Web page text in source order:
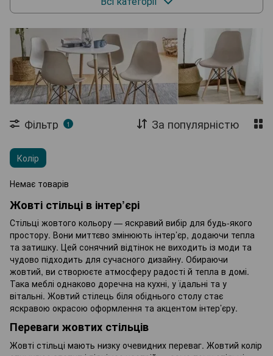
Комплектуючі до меблів
Садові павільйони
Садові парасолі
Шезлонги
Складані меблі
Столи
Журнальні столи
Стелажі
Сушарки для одягу
Теплиці та парники
Фільтр 1 За популярністю
Колір
Немає товарів
Жовті стільці в інтер’єрі
Стільці жовтого кольору — яскравий вибір для будь-якого
простору. Вони миттєво змінюють інтер’єр, додаючи тепла
та затишку. Цей сонячний відтінок не виходить із моди та
чудово підходить для сучасного дизайну. Обираючи
жовтий, ви створюєте атмосферу радості й тепла в домі.
Така меблі однаково доречна на кухні, у їдальні та у
вітальні. Жовтий стілець біля обіднього столу стає
яскравою окрасою оформлення та акцентом інтер’єру.
Переваги жовтих стільців
Жовті стільці мають низку очевидних переваг. Жовтий колір